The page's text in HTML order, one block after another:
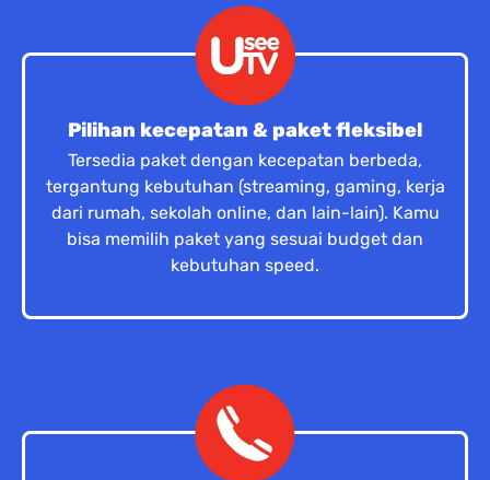
Pilihan kecepatan & paket fleksibel
Tersedia paket dengan kecepatan berbeda,
tergantung kebutuhan (streaming, gaming, kerja
dari rumah, sekolah online, dan lain-lain). Kamu
bisa memilih paket yang sesuai budget dan
kebutuhan speed.